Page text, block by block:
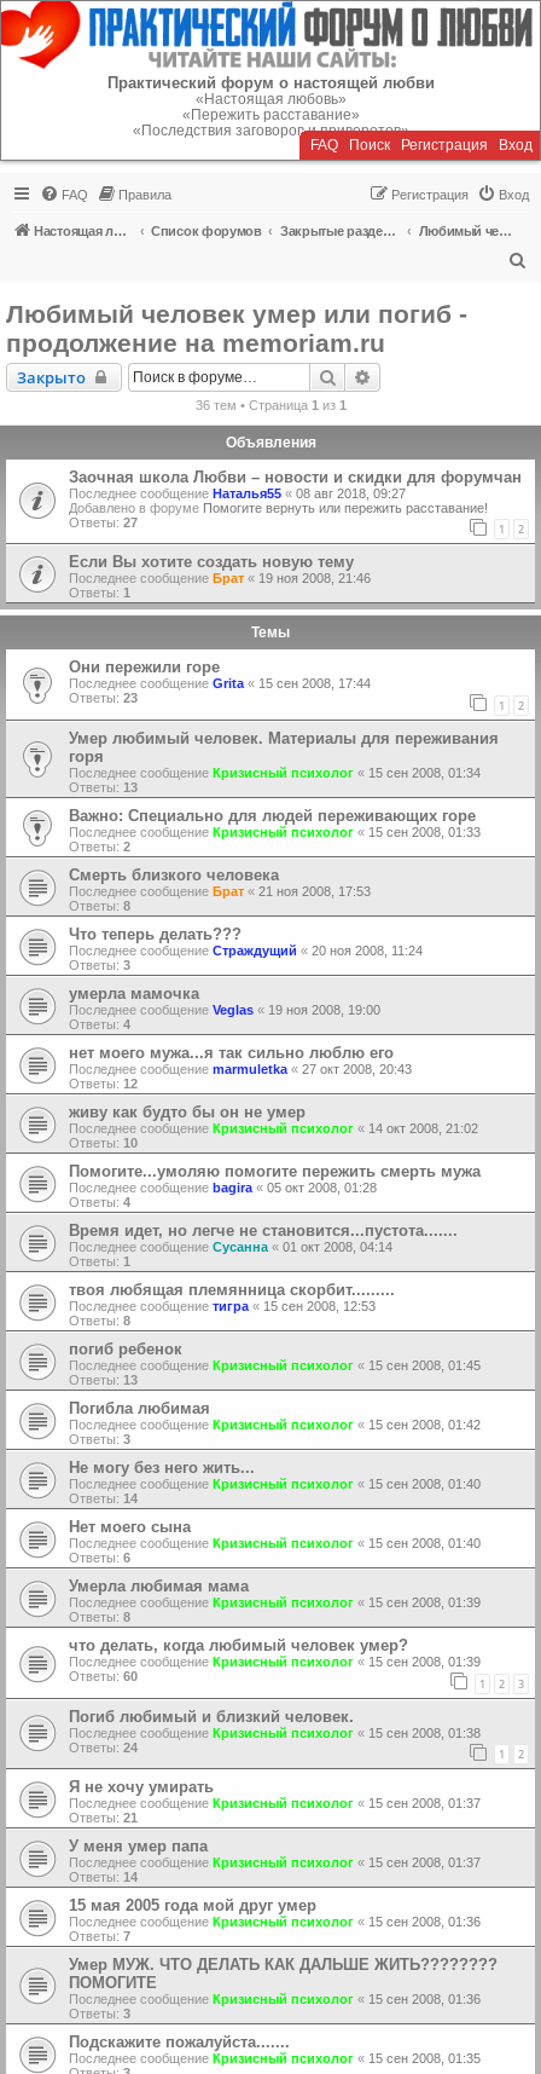
Регистрация
Практический форум о настоящей любви
«Настоящая любовь»
«Пережить расставание»
«Последствия заговоров и приворотов»
FAQ Поиск Регистрация Вход
FAQ Правила Вход
Регистрация
Настоящая любовь Список форумов Закрытые разделы (читать можно, писать - нельзя)
Любимый человек умер или погиб - продолжение на memoriam.ru
Любимый человек умер или погиб -
продолжение на memoriam.ru
Закрыто
Закрыто Поиск
36 тем • Страница 1 из 1
Объявления
Заочная школа Любви – новости и скидки для форумчан
Последнее сообщение Наталья55 « 08 авг 2018, 09:27
Добавлено в форуме Помогите вернуть или пережить расставание!
Ответы: 27 1 2
Если Вы хотите создать новую тему
Последнее сообщение Брат « 19 ноя 2008, 21:46
Ответы: 1
Темы
Они пережили горе
Последнее сообщение Grita « 15 сен 2008, 17:44
Ответы: 23 1 2
Умер любимый человек. Материалы для переживания
горя
Последнее сообщение Кризисный психолог « 15 сен 2008, 01:34
Ответы: 13
Важно: Специально для людей переживающих горе
Последнее сообщение Кризисный психолог « 15 сен 2008, 01:33
Ответы: 2
Смерть близкого человека
Последнее сообщение Брат « 21 ноя 2008, 17:53
Ответы: 8
Что теперь делать???
Последнее сообщение Страждущий « 20 ноя 2008, 11:24
Ответы: 3
умерла мамочка
Последнее сообщение Veglas « 19 ноя 2008, 19:00
Ответы: 4
нет моего мужа...я так сильно люблю его
Последнее сообщение marmuletka « 27 окт 2008, 20:43
Ответы: 12
живу как будто бы он не умер
Последнее сообщение Кризисный психолог « 14 окт 2008, 21:02
Ответы: 10
Помогите...умоляю помогите пережить смерть мужа
Последнее сообщение bagira « 05 окт 2008, 01:28
Ответы: 4
Время идет, но легче не становится...пустота.......
Последнее сообщение Сусанна « 01 окт 2008, 04:14
Ответы: 1
твоя любящая племянница скорбит.........
Последнее сообщение тигра « 15 сен 2008, 12:53
Ответы: 8
погиб ребенок
Последнее сообщение Кризисный психолог « 15 сен 2008, 01:45
Ответы: 13
Погибла любимая
Последнее сообщение Кризисный психолог « 15 сен 2008, 01:42
Ответы: 3
Не могу без него жить...
Последнее сообщение Кризисный психолог « 15 сен 2008, 01:40
Ответы: 14
Нет моего сына
Последнее сообщение Кризисный психолог « 15 сен 2008, 01:40
Ответы: 6
Умерла любимая мама
Последнее сообщение Кризисный психолог « 15 сен 2008, 01:39
Ответы: 8
что делать, когда любимый человек умер?
Последнее сообщение Кризисный психолог « 15 сен 2008, 01:39
Ответы: 60 1 2 3
Погиб любимый и близкий человек.
Последнее сообщение Кризисный психолог « 15 сен 2008, 01:38
Ответы: 24 1 2
Я не хочу умирать
Последнее сообщение Кризисный психолог « 15 сен 2008, 01:37
Ответы: 21
У меня умер папа
Последнее сообщение Кризисный психолог « 15 сен 2008, 01:37
Ответы: 14
15 мая 2005 года мой друг умер
Последнее сообщение Кризисный психолог « 15 сен 2008, 01:36
Ответы: 7
Умер МУЖ. ЧТО ДЕЛАТЬ КАК ДАЛЬШЕ ЖИТЬ????????
ПОМОГИТЕ
Последнее сообщение Кризисный психолог « 15 сен 2008, 01:36
Ответы: 3
Подскажите пожалуйста.......
Последнее сообщение Кризисный психолог « 15 сен 2008, 01:35